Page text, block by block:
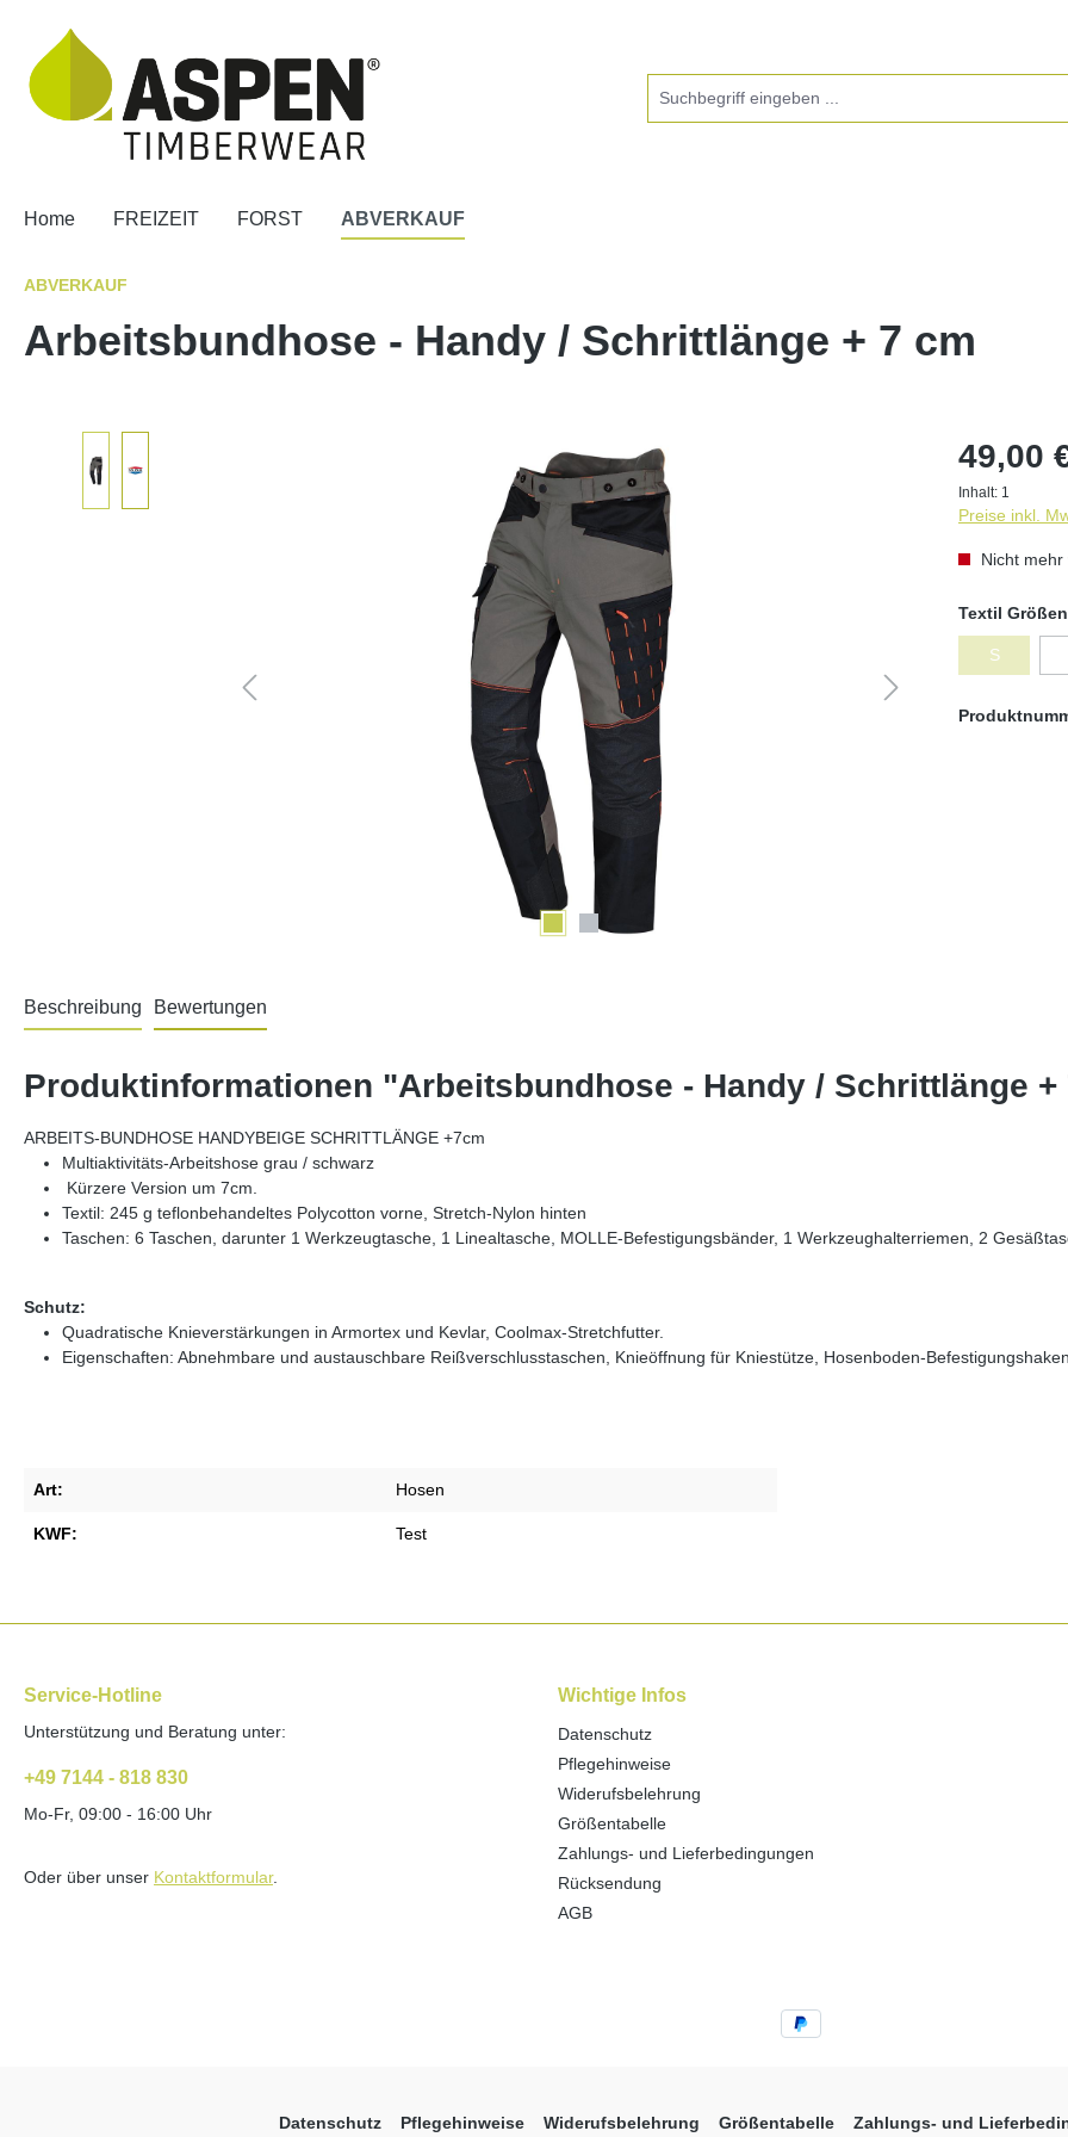
Home FREIZEIT FORST ABVERKAUF
ABVERKAUF
Arbeitsbundhose - Handy / Schrittlänge + 7 cm
49,00
Inhalt: 1
Preise inkl.
Nicht
Textil Größen
S
(Diese
Beschreibung Bewertungen
Produktinformationen "Arbeitsbundhose - Handy / Schrittlänge +
ARBEITS-BUNDHOSE HANDYBEIGE SCHRITTLÄNGE +7cm
Multiaktivitäts-Arbeitshose grau / schwarz
Kürzere Version um 7cm.
Textil: 245 g teflonbehandeltes Polycotton vorne, Stretch-Nylon hinten
Taschen: 6 Taschen, darunter 1 Werkzeugtasche, 1 Linealtasche, MOLLE-Befestigungsbänder, 1 Werkzeughalterriemen, 2
Schutz:
Quadratische Knieverstärkungen in Armortex und Kevlar, Coolmax-Stretchfutter.
Eigenschaften: Abnehmbare und austauschbare Reißverschlusstaschen, Knieöffnung für Kniestütze, Hosenboden-Befestigungshaken.
Art: Hosen
KWF: Test
Service-Hotline
Unterstützung und Beratung unter:
+49 7144 - 818 830
Mo-Fr, 09:00 - 16:00 Uhr
Oder über unser Kontaktformular.
Wichtige Infos
Datenschutz
Pflegehinweise
Widerufsbelehrung
Größentabelle
Zahlungs- und Lieferbedingungen
Rücksendung
AGB
Datenschutz Pflegehinweise Widerufsbelehrung Größentabelle Zahlungs- und